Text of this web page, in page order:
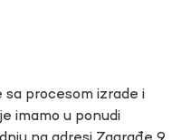
procesom izrade i
imamo u ponudi